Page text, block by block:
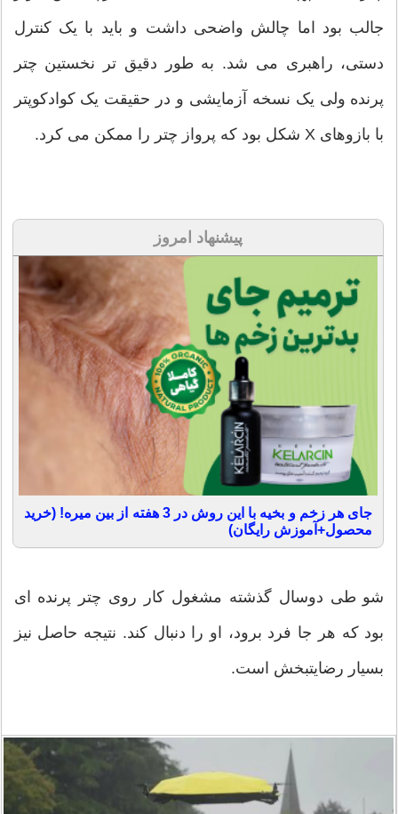
جالب بود اما چالش واضحی داشت و باید با یک کنترل
دستی، راهبری می شد. به طور دقیق تر نخستین چتر
پرنده ولی یک نسخه آزمایشی و در حقیقت یک کوادکوپتر
با بازوهای X شکل بود که پرواز چتر را ممکن می کرد.
پیشنهاد امروز
جای هر زخم و بخیه با این روش در 3 هفته از بین میره! (خرید
محصول+آموزش رایگان)
شو طی دوسال گذشته مشغول کار روی چتر پرنده ای
بود که هر جا فرد برود، او را دنبال کند. نتیجه حاصل نیز
بسیار رضایتبخش است.